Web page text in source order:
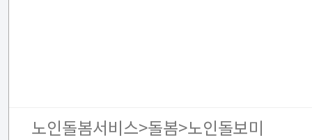
노인돌봄서비스>돌봄>노인돌보미